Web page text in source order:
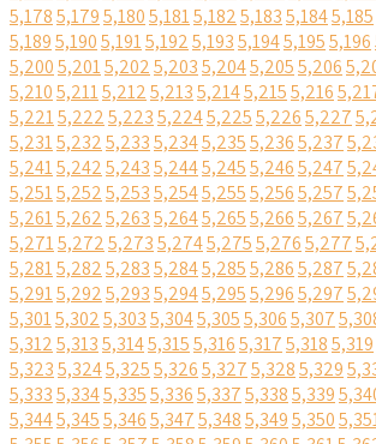
5,1785,1795,1805,1815,1825,1835,1845,185
5,1895,1905,1915,1925,1935,1945,1955,196
5,2005,2015,2025,2035,2045,2055,206
5,2105,2115,2125,2135,2145,2155,216
5,2215,2225,2235,2245,2255,2265,227
5,2315,2325,2335,2345,2355,2365,237
5,2415,2425,2435,2445,2455,2465,247
5,2515,2525,2535,2545,2555,2565,257
5,2615,2625,2635,2645,2655,2665,267
5,2715,2725,2735,2745,2755,2765,277
5,2815,2825,2835,2845,2855,2865,287
5,2915,2925,2935,2945,2955,2965,297
5,3015,3025,3035,3045,3055,3065,307
5,3125,3135,3145,3155,3165,3175,3185,319
5,3235,3245,3255,3265,3275,3285,329
5,3335,3345,3355,3365,3375,3385,339
5,3445,3455,3465,3475,3485,3495,350